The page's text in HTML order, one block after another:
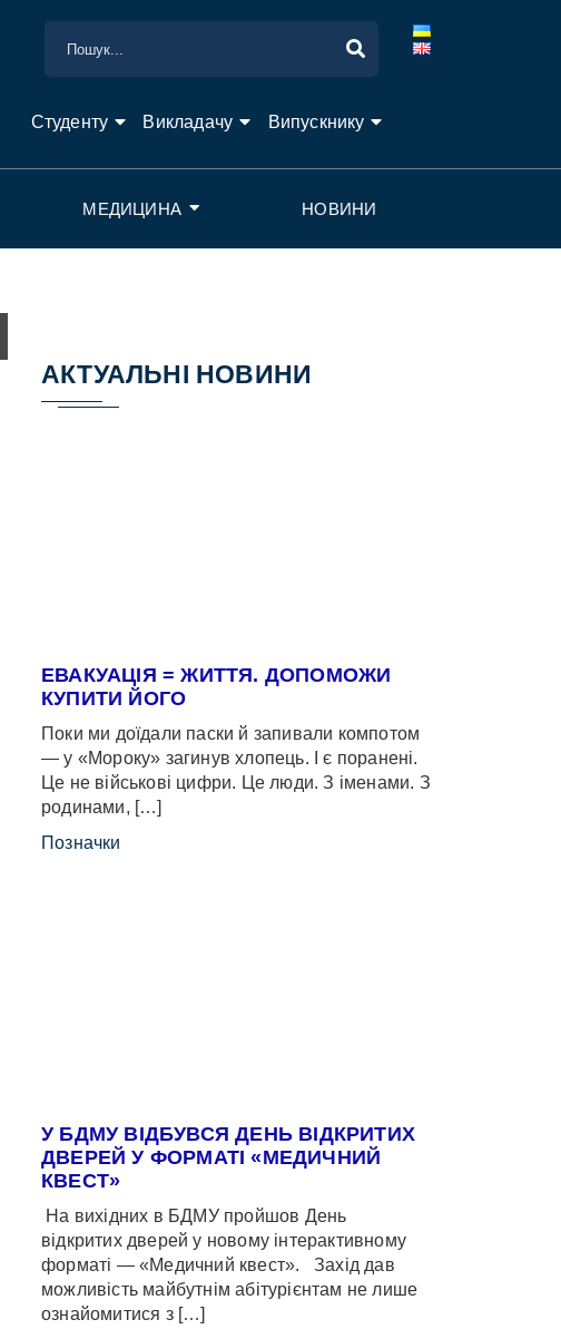
Студенту Викладачу Випускнику
МЕДИЦИНА НОВИНИ
АКТУАЛЬНІ НОВИНИ
ЕВАКУАЦІЯ = ЖИТТЯ. ДОПОМОЖИ
КУПИТИ ЙОГО
Поки ми доїдали паски й запивали компотом
— у «Мороку» загинув хлопець. І є поранені.
Це не військові цифри. Це люди. З іменами. З
родинами, […]
Позначки
У БДМУ ВІДБУВСЯ ДЕНЬ ВІДКРИТИХ
ДВЕРЕЙ У ФОРМАТІ «МЕДИЧНИЙ
КВЕСТ»
На вихідних в БДМУ пройшов День
відкритих дверей у новому інтерактивному
форматі — «Медичний квест». Захід дав
можливість майбутнім абітурієнтам не лише
ознайомитися з […]